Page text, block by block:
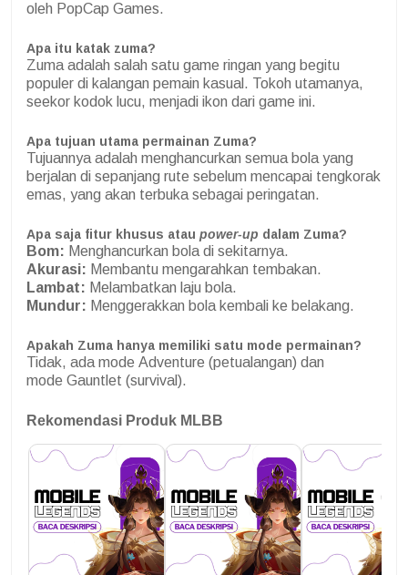
oleh PopCap Games.
Apa itu katak zuma?
Zuma adalah salah satu game ringan yang begitu
populer di kalangan pemain kasual. Tokoh utamanya,
seekor kodok lucu, menjadi ikon dari game ini.
Apa tujuan utama permainan Zuma?
Tujuannya adalah menghancurkan semua bola yang
berjalan di sepanjang rute sebelum mencapai tengkorak
emas, yang akan terbuka sebagai peringatan.
Apa saja fitur khusus atau power-up dalam Zuma?
Bom: Menghancurkan bola di sekitarnya.
Akurasi: Membantu mengarahkan tembakan.
Lambat: Melambatkan laju bola.
Mundur: Menggerakkan bola kembali ke belakang.
Apakah Zuma hanya memiliki satu mode permainan?
Tidak, ada mode Adventure (petualangan) dan
mode Gauntlet (survival).
Rekomendasi Produk MLBB